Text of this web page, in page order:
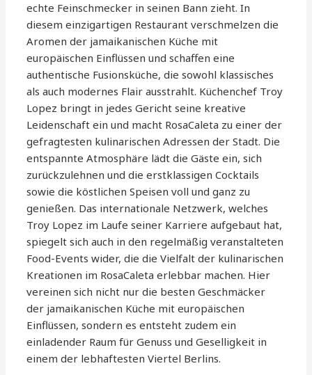
echte Feinschmecker in seinen Bann zieht. In
diesem einzigartigen Restaurant verschmelzen die
Aromen der jamaikanischen Küche mit
europäischen Einflüssen und schaffen eine
authentische Fusionsküche, die sowohl klassisches
als auch modernes Flair ausstrahlt. Küchenchef Troy
Lopez bringt in jedes Gericht seine kreative
Leidenschaft ein und macht RosaCaleta zu einer der
gefragtesten kulinarischen Adressen der Stadt. Die
entspannte Atmosphäre lädt die Gäste ein, sich
zurückzulehnen und die erstklassigen Cocktails
sowie die köstlichen Speisen voll und ganz zu
genießen. Das internationale Netzwerk, welches
Troy Lopez im Laufe seiner Karriere aufgebaut hat,
spiegelt sich auch in den regelmäßig veranstalteten
Food-Events wider, die die Vielfalt der kulinarischen
Kreationen im RosaCaleta erlebbar machen. Hier
vereinen sich nicht nur die besten Geschmäcker
der jamaikanischen Küche mit europäischen
Einflüssen, sondern es entsteht zudem ein
einladender Raum für Genuss und Geselligkeit in
einem der lebhaftesten Viertel Berlins.